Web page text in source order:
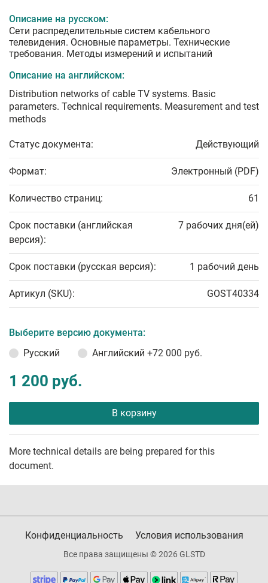
Описание на русском:
Сети распределительные систем кабельного
телевидения. Основные параметры. Технические
требования. Методы измерений и испытаний
Описание на английском:
Distribution networks of cable TV systems. Basic
parameters. Technical requirements. Measurement and test
methods
Статус документа: Действующий
Формат: Электронный (PDF)
Количество страниц: 61
Срок поставки (английская
версия):
7 рабочих дня(ей)
Срок поставки (русская версия): 1 рабочий день
Артикул (SKU): GOST40334
Выберите версию документа:
Русский
Английский +72 000 руб.
1 200 руб.
В корзину
More technical details are being prepared for this
document.
Конфиденциальность Условия использования
Все права защищены © 2026 GLSTD